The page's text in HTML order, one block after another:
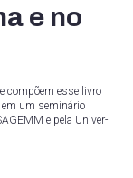
e no
compõem esse livro
um seminá­rio
e pela Univer­